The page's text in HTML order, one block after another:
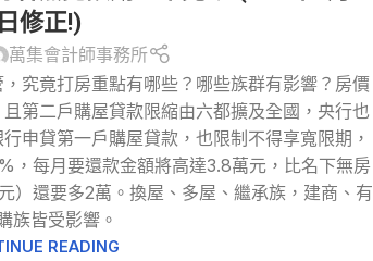
日修正!)
萬集會計師事務所
究竟打房重點有哪些？哪些族群有影響？房價
第二戶購屋貸款限縮由六都擴及全國，央行也
申貸第一戶購屋貸款，也限制不得享寬限期，
，每月要還款金額將高達3.8萬元，比名下無房
）還要多2萬。換屋、多屋、繼承族，建商、有
族皆受影響。
READING